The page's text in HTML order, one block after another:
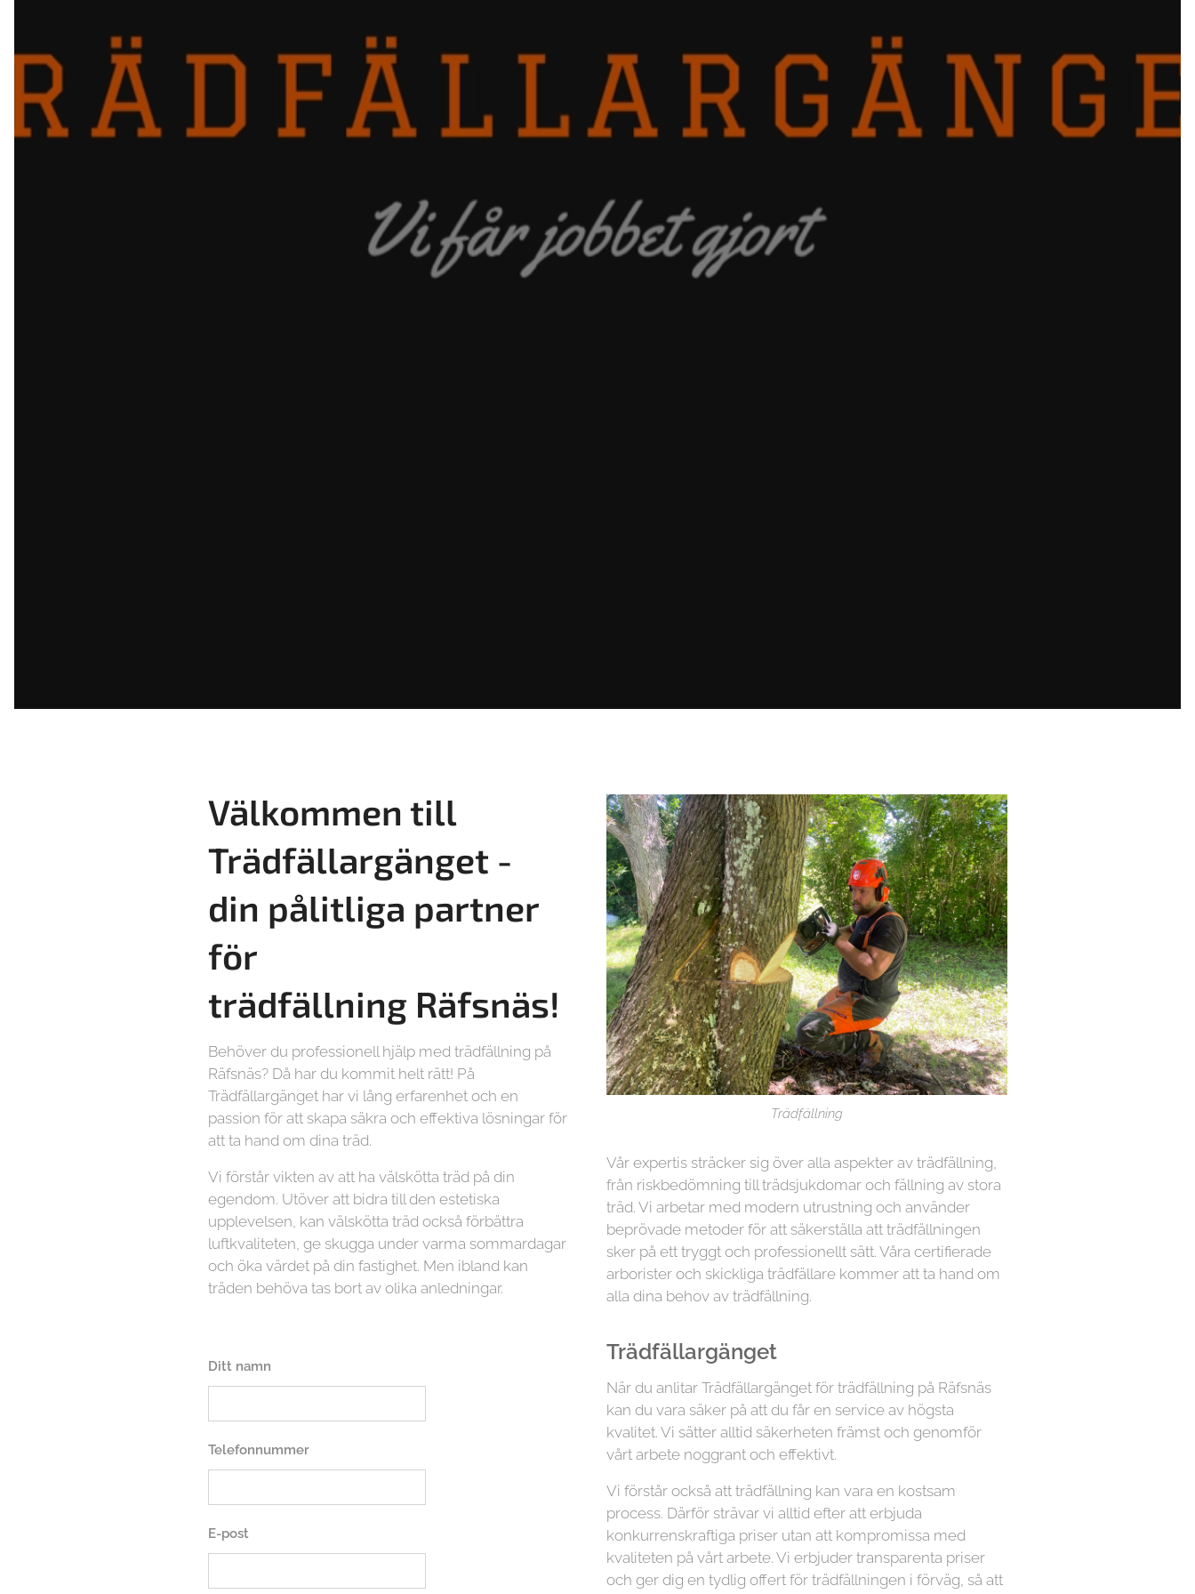
Välkommen till
Trädfällargänget -
din pålitliga partner
för
trädfällning Räfsnäs!
Behöver du professionell hjälp med trädfällning på
Räfsnäs? Då har du kommit helt rätt! På
Trädfällargänget har vi lång erfarenhet och en
passion för att skapa säkra och effektiva lösningar för
att ta hand om dina träd.
Vi förstår vikten av att ha välskötta träd på din
egendom. Utöver att bidra till den estetiska
upplevelsen, kan välskötta träd också förbättra
luftkvaliteten, ge skugga under varma sommardagar
och öka värdet på din fastighet. Men ibland kan
träden behöva tas bort av olika anledningar.
Ditt namn
Telefonnummer
E-post
Trädfällning
Vår expertis sträcker sig över alla aspekter av trädfällning,
från riskbedömning till trädsjukdomar och fällning av stora
träd. Vi arbetar med modern utrustning och använder
beprövade metoder för att säkerställa att trädfällningen
sker på ett tryggt och professionellt sätt. Våra certifierade
arborister och skickliga trädfällare kommer att ta hand om
alla dina behov av trädfällning.
Trädfällargänget
När du anlitar Trädfällargänget för trädfällning på Räfsnäs
kan du vara säker på att du får en service av högsta
kvalitet. Vi sätter alltid säkerheten främst och genomför
vårt arbete noggrant och effektivt.
Vi förstår också att trädfällning kan vara en kostsam
process. Därför strävar vi alltid efter att erbjuda
konkurrenskraftiga priser utan att kompromissa med
kvaliteten på vårt arbete. Vi erbjuder transparenta priser
och ger dig en tydlig offert för trädfällningen i förväg, så att